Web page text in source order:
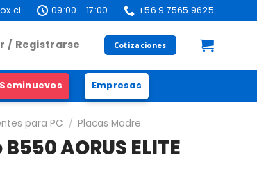
09:00 - 17:00 +56 9 7565 9625
/ Registrarse Cotizaciones
Seminuevos Empresas
para PC / Placas Madre
AORUS ELITE